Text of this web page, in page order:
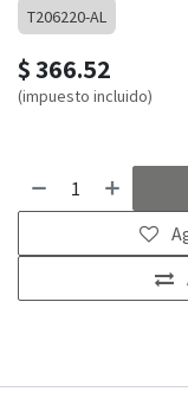
T206220-AL
$366.52
(impuesto incluido)